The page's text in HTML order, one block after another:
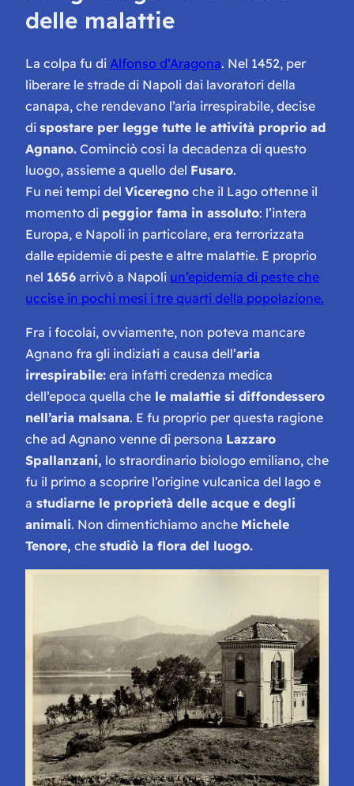
delle malattie
La colpa fu di Alfonso d’Aragona. Nel 1452, per
liberare le strade di Napoli dai lavoratori della
canapa, che rendevano l’aria irrespirabile, decise
di spostare per legge tutte le attività proprio ad
Agnano. Cominciò così la decadenza di questo
luogo, assieme a quello del Fusaro.
Fu nei tempi del Viceregno che il Lago ottenne il
momento di peggior fama in assoluto: l’intera
Europa, e Napoli in particolare, era terrorizzata
dalle epidemie di peste e altre malattie. E proprio
nel 1656 arrivò a Napoli un’epidemia di peste che
uccise in pochi mesi i tre quarti della popolazione.
Fra i focolai, ovviamente, non poteva mancare
Agnano fra gli indiziati a causa dell’aria
irrespirabile: era infatti credenza medica
dell’epoca quella che le malattie si diffondessero
nell’aria malsana. E fu proprio per questa ragione
che ad Agnano venne di persona Lazzaro
Spallanzani, lo straordinario biologo emiliano, che
fu il primo a scoprire l’origine vulcanica del lago e
a studiarne le proprietà delle acque e degli
animali. Non dimentichiamo anche Michele
Tenore, che studiò la flora del luogo.